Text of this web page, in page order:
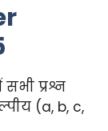
सभी प्रश्न
(a, b, c,